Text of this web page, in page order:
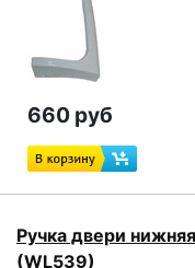
660 руб
Ручка двери
(WL539)